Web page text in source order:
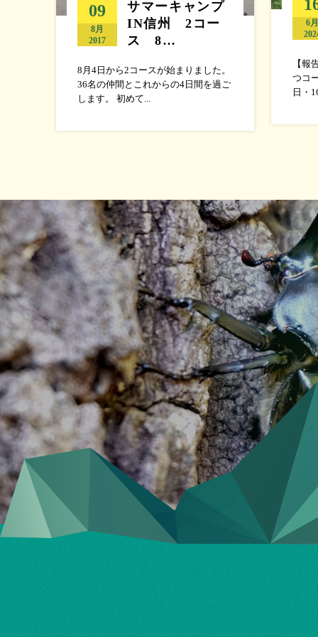
09
8月
2017
サマーキャンプ
IN信州 2コー
ス 8…
8月4日から2コースが始まりました。
36名の仲間とこれからの4日間を過ご
します。 初めて...
6月
【報
つコ
日・